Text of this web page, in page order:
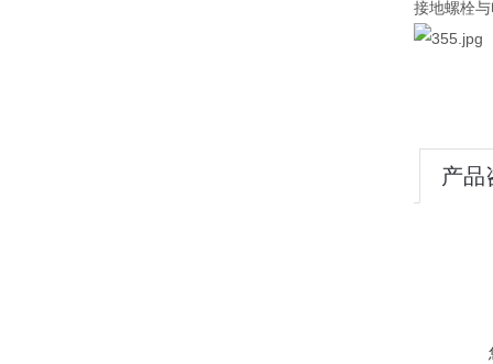
接地螺栓
产品